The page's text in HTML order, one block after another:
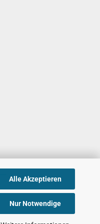
Alle Akzeptieren
Nur Notwendige